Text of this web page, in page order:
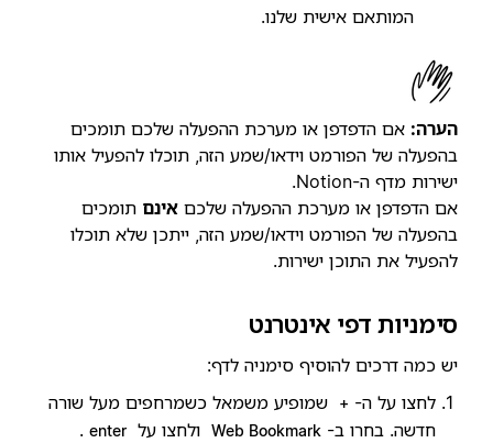
המותאם אישית שלנו.
הערה: אם הדפדפן או מערכת ההפעלה שלכם תומכים
בהפעלה של הפורמט וידאו/שמע הזה, תוכלו להפעיל אותו
ישירות מדף ה-Notion.
אם הדפדפן או מערכת ההפעלה שלכם אינם תומכים
בהפעלה של הפורמט וידאו/שמע הזה, ייתכן שלא תוכלו
להפעיל את התוכן ישירות.
סימניות דפי אינטרנט
יש כמה דרכים להוסיף סימניה לדף:
לחצו על ה- +
שמופיע משמאל כשמרחפים מעל שורה
חדשה. בחרו ב- Web Bookmark ולחצו על enter
.